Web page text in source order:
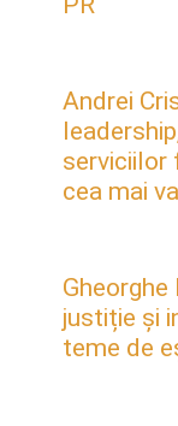
Andrei
serviciilor
cea mai
Gheorghe
justiție și
teme de